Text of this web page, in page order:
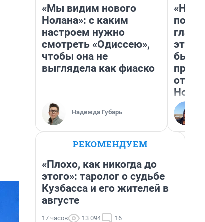
«Мы видим нового
Нолана»: с каким
настроем нужно
смотреть «Одиссею»,
чтобы она не
выглядела как фиаско
Надежда Губарь
этого
бьет
РЕКОМЕНДУЕМ
«Плохо, как никогда до
этого»: таролог о судьбе
Кузбасса и его жителей в
августе
17 часов 13 094 16